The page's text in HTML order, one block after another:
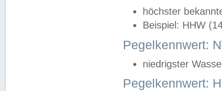
höchster
Beispiel: HHW
Pegelkennwert:
niedrigster
Pegelkennwert: